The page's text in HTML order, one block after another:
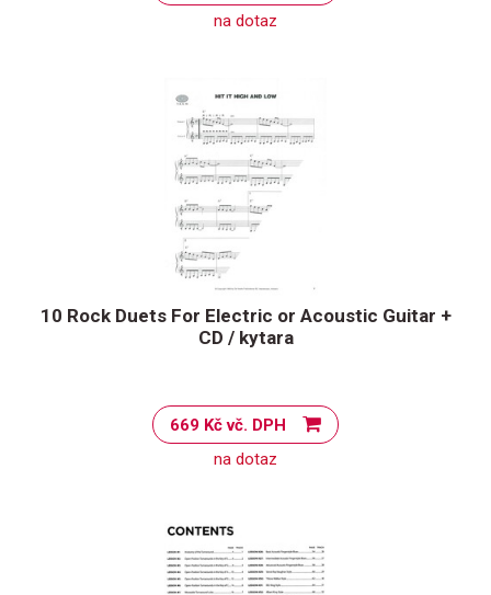
na dotaz
10 Rock Duets For Electric or Acoustic Guitar +
CD / kytara
669 Kč vč. DPH
na dotaz